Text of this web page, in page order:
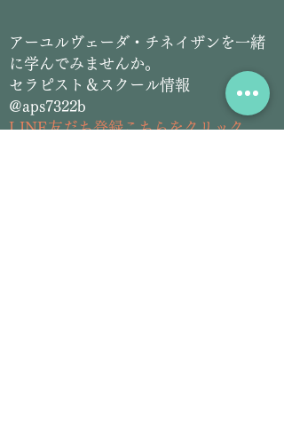
​アーユルヴェーダ・チネイザンを一緒
に学んでみませんか。
セラピスト＆スクール情報
@aps7322b
LINE友だち登録こちらをクリック